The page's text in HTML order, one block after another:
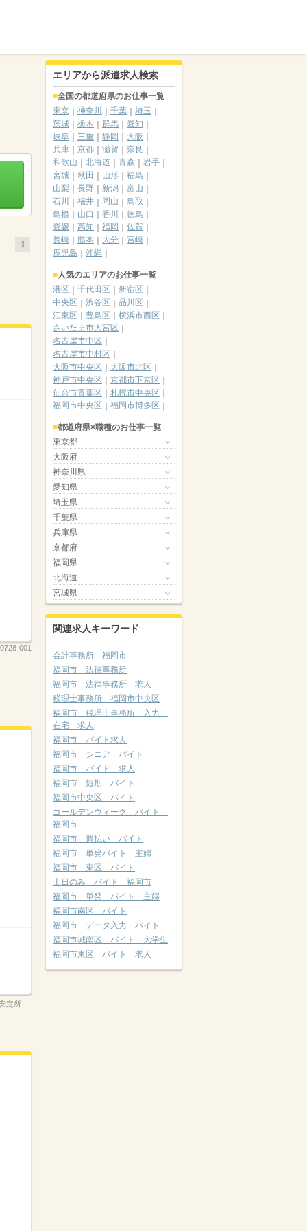
1
001
定所
エリアから派遣求人検索
全国の都道府県のお仕事一覧
東京
神奈川 千葉
埼玉
茨城
栃木 群馬
愛知
岐阜
三重 静岡
大阪
兵庫
京都 滋賀
奈良
和歌山
北海道 青森
岩手
宮城
秋田 山形
福島
山梨
長野 新潟
富山
石川
福井 岡山
鳥取
島根
山口 香川
徳島
愛媛
高知 福岡
佐賀
長崎
熊本 大分
宮崎
鹿児島
沖縄
人気のエリアのお仕事一覧
港区
千代田区
新宿区
中央区
渋谷区
品川区
江東区
豊島区
横浜市西区
さいたま市大宮区
名古屋市中区
名古屋市中村区
大阪市中央区
大阪市北区
神戸市中央区
京都市下京区
仙台市青葉区
札幌市中央区
福岡市中央区
福岡市博多区
都道府県×職種のお仕事一覧
東京都
大阪府
神奈川県
愛知県
埼玉県
千葉県
兵庫県
京都府
福岡県
北海道
宮城県
関連求人キーワード
会計事務所 福岡市
福岡市 法律事務所
福岡市 法律事務所 求人
税理士事務所 福岡市中央区
福岡市 税理士事務所 入力
在宅 求人
福岡市 バイト求人
福岡市 シニア バイト
福岡市 バイト 求人
福岡市 短期 バイト
福岡市中央区 バイト
ゴールデンウィーク バイト
福岡市
福岡市 週払い バイト
福岡市 単発バイト 主婦
福岡市 東区 バイト
土日のみ バイト 福岡市
福岡市 単発 バイト 主婦
福岡市南区 バイト
福岡市 データ入力 バイト
福岡市城南区 バイト 大学生
福岡市東区 バイト 求人